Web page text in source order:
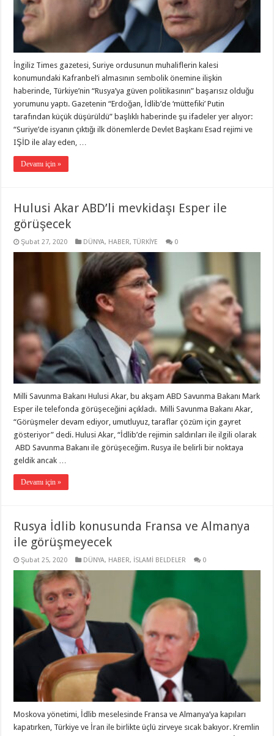
İngiliz Times gazetesi, Suriye ordusunun muhaliflerin kalesi
konumundaki Kafranbel’i almasının sembolik önemine ilişkin
haberinde, Türkiye’nin “Rusya’ya güven politikasının” başarısız olduğu
yorumunu yaptı. Gazetenin “Erdoğan, İdlib’de ‘müttefiki’ Putin
tarafından küçük düşürüldü” başlıklı haberinde şu ifadeler yer alıyor:
“Suriye’de isyanın çıktığı ilk dönemlerde Devlet Başkanı Esad rejimi ve
IŞİD ile alay eden, …
Devamı için »
Hulusi Akar ABD’li mevkidaşı Esper ile
görüşecek
Şubat 27, 2020 DÜNYA, HABER,TÜRKİYE 0
Milli Savunma Bakanı Hulusi Akar, bu akşam ABD Savunma Bakanı Mark
Esper ile telefonda görüşeceğini açıkladı. Milli Savunma Bakanı Akar,
“Görüşmeler devam ediyor, umutluyuz, taraflar çözüm için gayret
gösteriyor” dedi. Hulusi Akar, “İdlib’de rejimin saldırıları ile ilgili olarak
ABD Savunma Bakanı ile görüşeceğim. Rusya ile belirli bir noktaya
geldik ancak …
Devamı için »
Rusya İdlib konusunda Fransa ve Almanya
ile görüşmeyecek
Şubat 25, 2020 DÜNYA, HABER, İSLAMİ BELDELER 0
Moskova yönetimi, İdlib meselesinde Fransa ve Almanya’ya kapıları
kapatırken, Türkiye ve İran ile birlikte üçlü zirveye sıcak bakıyor. Kremlin